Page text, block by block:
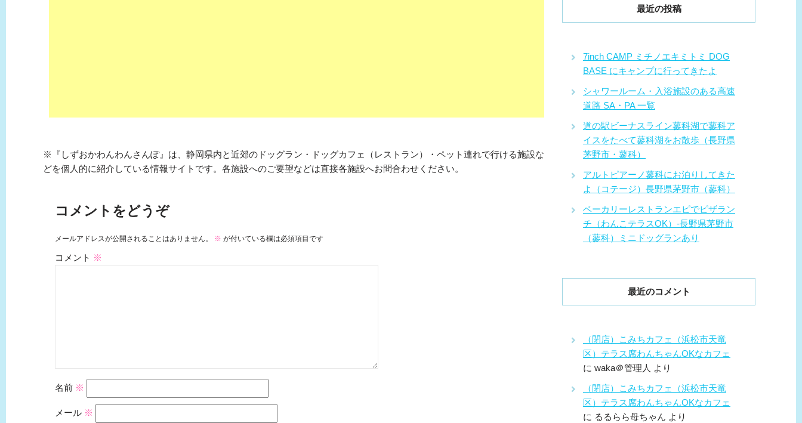
※『しずおかわんわんさんぽ』は、静岡県内と近郊のドッグラン・ドッグカフェ（レストラン）・ペット連れで行ける施設な
どを個人的に紹介している情報サイトです。各施設へのご要望などは直接各施設へお問合わせください。
コメントをどうぞ
メールアドレスが公開されることはありません。 ※ が付いている欄は必須項目です
コメント ※
名前 ※
メール ※
最近の投稿
7inch CAMP ミチノエキミトミ DOG
BASE にキャンプに行ってきたよ
シャワールーム・入浴施設のある高速
道路 SA・PA 一覧
道の駅ビーナスライン蓼科湖で蓼科ア
イスをたべて蓼科湖をお散歩（長野県
茅野市・蓼科）
アルトピアーノ蓼科にお泊りしてきた
よ（コテージ）長野県茅野市（蓼科）
ベーカリーレストランエピでピザラン
チ（わんこテラスOK）-長野県茅野市
（蓼科）ミニドッグランあり
最近のコメント
（閉店）こみちカフェ（浜松市天竜
区）テラス席わんちゃんOKなカフェ
に waka＠管理人 より
（閉店）こみちカフェ（浜松市天竜
区）テラス席わんちゃんOKなカフェ
に るるらら母ちゃん より